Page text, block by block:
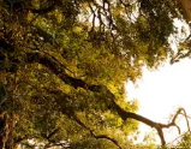
masks, something
seeking attention.
needs the art of
look "Olivante".